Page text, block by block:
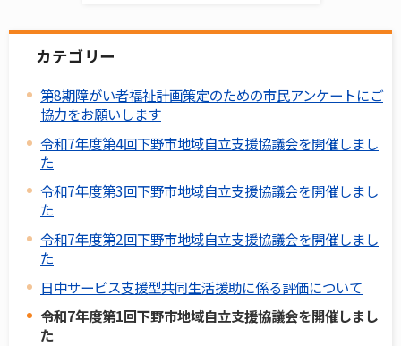
カテゴリー
第8期障がい者福祉計画策定のための市民アンケートにご
協力をお願いします
令和7年度第4回下野市地域自立支援協議会を開催しまし
た
令和7年度第3回下野市地域自立支援協議会を開催しまし
た
令和7年度第2回下野市地域自立支援協議会を開催しまし
た
日中サービス支援型共同生活援助に係る評価について
令和7年度第1回下野市地域自立支援協議会を開催しまし
た